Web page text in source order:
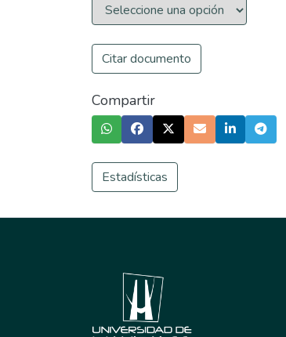
Citar documento
Compartir
Estadísticas